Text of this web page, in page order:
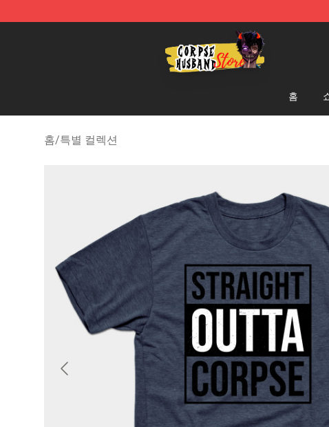
Corpse Husband Shop - Official Corpse Husband
홈
홈/특별 컬렉션